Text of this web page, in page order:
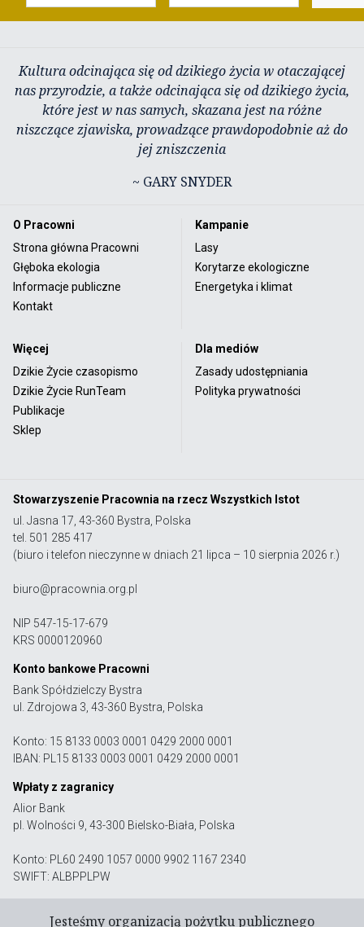
Kultura odcinająca się od dzikiego życia w otaczającej
nas przyrodzie, a także odcinająca się od dzikiego życia,
które jest w nas samych, skazana jest na różne
niszczące zjawiska, prowadzące prawdopodobnie aż do
jej zniszczenia
~ GARY SNYDER
O Pracowni
Strona główna Pracowni
Głęboka ekologia
Informacje publiczne
Kontakt
Kampanie
Lasy
Korytarze ekologiczne
Energetyka i klimat
Więcej
Dzikie Życie czasopismo
Dzikie Życie RunTeam
Publikacje
Sklep
Dla mediów
Zasady udostępniania
Polityka prywatności
Stowarzyszenie Pracownia na rzecz Wszystkich Istot
ul. Jasna 17, 43-360 Bystra, Polska
tel. 501 285 417
(biuro i telefon nieczynne w dniach 21 lipca – 10 sierpnia 2026 r.)
biuro@pracownia.org.pl
NIP 547-15-17-679
KRS 0000120960
Konto bankowe Pracowni
Bank Spółdzielczy Bystra
ul. Zdrojowa 3, 43-360 Bystra, Polska
Konto: 15 8133 0003 0001 0429 2000 0001
IBAN: PL15 8133 0003 0001 0429 2000 0001
Wpłaty z zagranicy
Alior Bank
pl. Wolności 9, 43-300 Bielsko-Biała, Polska
Konto: PL60 2490 1057 0000 9902 1167 2340
SWIFT: ALBPPLPW
Jesteśmy organizacją pożytku publicznego